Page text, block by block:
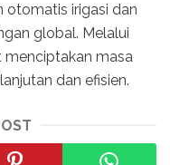
otomatis irigasi dan
global. Melalui
menciptakan masa
dan efisien.